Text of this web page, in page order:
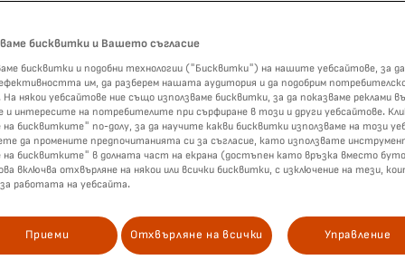
знам, че не ежедневните пътувания са
знам къде са най-добрите места за спиране и
когато пътувам по-далеч - на гости на приятели или на
да се отърва от несигурността къде ще бъде
сблъсках и с още един пласт на този проблем. По време
установих, че автомобилът ми е със слаб заряд, и
го включа. И все пак - като потребител, който използва
да изтегля ново приложение, да въведа данните
профила си, преди дори да помисля за зареждане на
бисквитки и Вашето съгласие
бисквитки и подобни технологии ("Бисквитки") на нашите уебсайтове, за да
им, да разберем нашата аудитория и да подобрим
На някои уебсайтове ние също използваме бисквитки, за да показваме реклами
и интересите на потребителите при сърфиране в този и други уебсайтове.
на бисквитките" по-долу, за да научите какви бисквитки използваме на този
да промените предпочитанията си за съгласие, като използвате
на бисквитките" в долната част на екрана (достъпен като връзка вместо
включва отхвърляне на някои или всички бисквитки, с изключение на тези,
за работата на уебсайта.
Приеми Отхвърляне на всички Управление